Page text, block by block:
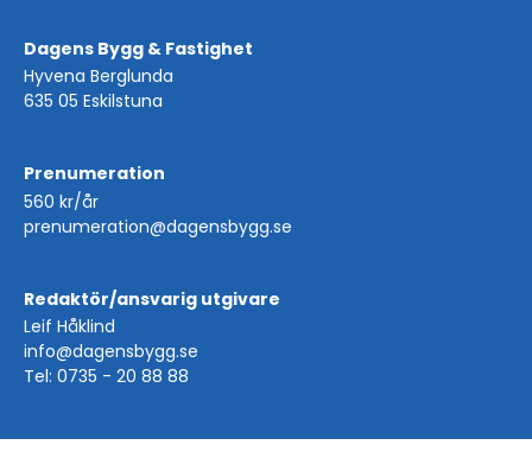
Dagens Bygg & Fastighet
Hyvena Berglunda
635 05 Eskilstuna
Prenumeration
560 kr/år
prenumeration@dagensbygg.se
Redaktör/ansvarig utgivare
Leif Håklind
info@dagensbygg.se
Tel: 0735 - 20 88 88